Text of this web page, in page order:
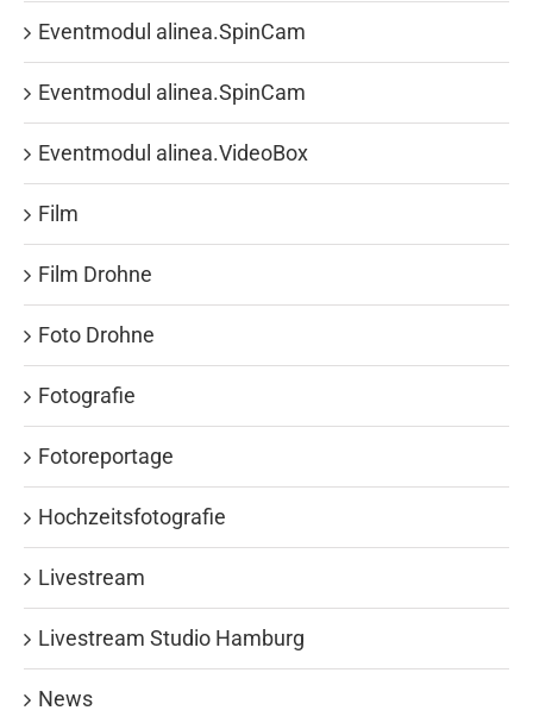
Eventmodul alinea.SpinCam
Eventmodul alinea.SpinCam
Eventmodul alinea.VideoBox
Film
Film Drohne
Foto Drohne
Fotografie
Fotoreportage
Hochzeitsfotografie
Livestream
Livestream Studio Hamburg
News